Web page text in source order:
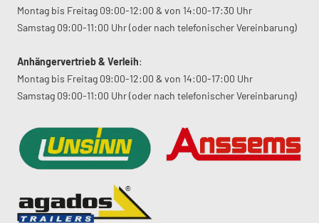
Montag bis Freitag 09:00-12:00 & von 14:00-17:30 Uhr
Samstag 09:00-11:00 Uhr (oder nach telefonischer Vereinbarung)
Anhängervertrieb & Verleih:
Montag bis Freitag 09:00-12:00 & von 14:00-17:00 Uhr
Samstag 09:00-11:00 Uhr (oder nach telefonischer Vereinbarung)